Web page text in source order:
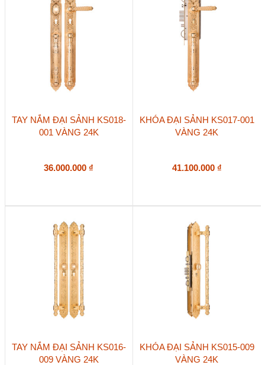
TAY NẮM ĐẠI SẢNH KS018-
001 VÀNG 24K
36.000.000 ₫
KHÓA ĐẠI SẢNH KS017-001
VÀNG 24K
41.100.000 ₫
TAY NẮM ĐẠI SẢNH KS016-
009 VÀNG 24K
KHÓA ĐẠI SẢNH KS015-009
VÀNG 24K